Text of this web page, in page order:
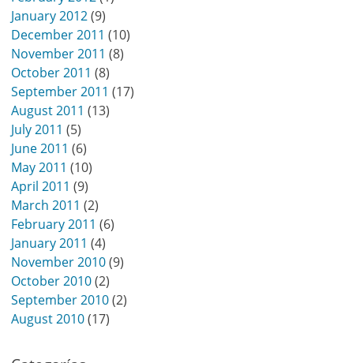
January 2012(9)
December 2011 (10)
November 2011 (8)
October 2011 (8)
September 2011 (17)
August 2011 (13)
July 2011 (5)
June 2011 (6)
May 2011 (10)
April 2011 (9)
March 2011 (2)
February 2011 (6)
January 2011 (4)
November 2010(9)
October 2010(2)
September 2010(2)
August 2010(17)